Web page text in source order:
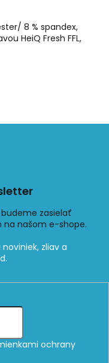
8 % spandex,
HeiQ Fresh FFL,
zasielať
našom e-shope.
ochrany